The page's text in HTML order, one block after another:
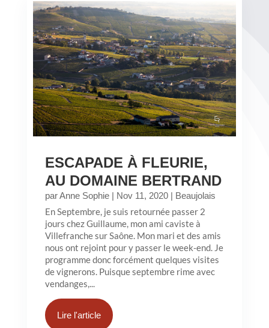
ESCAPADE À FLEURIE,
AU DOMAINE BERTRAND
parAnne Sophie| Nov 11, 2020| Beaujolais
En Septembre, je suis retournée passer 2
jours chez Guillaume, mon ami caviste à
Villefranche sur Saône. Mon mari et des amis
nous ont rejoint pour y passer le week-end. Je
programme donc forcément quelques visites
de vignerons. Puisque septembre rime avec
vendanges,...
Lire l'article